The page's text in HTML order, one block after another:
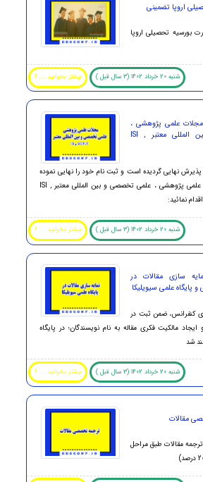
بورسیه تحصیلی اروپا
شنبه 20 خرداد 1402 (3 سال قبل ) بیشتر بخوانید ... !
در مجلات علمی پژوهشی ،
علمی تخصصی و بین المللی معتبر ISI ,
پذیرش نهایی گردیده است و ثبت نام خود را نهایی نموده
اند جهت چاپ در مجلات علمی پژوهشی ، علمی تخصصی و بین المللی معتبر ISI ,
شنبه 20 خرداد 1402 (3 سال قبل ) بیشتر بخوانید ... !
ونمایه سازی مقالات در
پایگاه علمی سیویلیکا
ی کنفرانس، ضمن ثبت در
مالکیت فکری مقاله به نام نویسندگان؛ در پایگاه
شنبه 20 خرداد 1402 (3 سال قبل ) بیشتر بخوانید ... !
مقالات طبق مراحل